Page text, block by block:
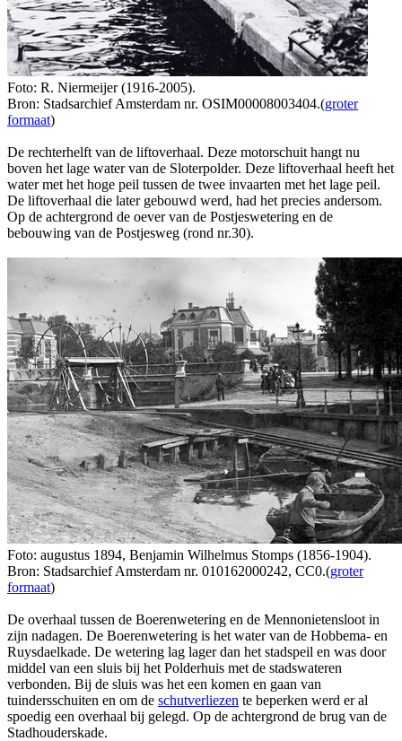
Foto: R. Niermeijer (1916-2005).
Bron: Stadsarchief Amsterdam nr. OSIM00008003404.(groter
formaat)
De rechterhelft van de liftoverhaal. Deze motorschuit hangt nu
boven het lage water van de Sloterpolder. Deze liftoverhaal heeft het
water met het hoge peil tussen de twee invaarten met het lage peil.
De liftoverhaal die later gebouwd werd, had het precies andersom.
Op de achtergrond de oever van de Postjeswetering en de
bebouwing van de Postjesweg (rond nr.30).
Foto: augustus 1894, Benjamin Wilhelmus Stomps (1856-1904).
Bron: Stadsarchief Amsterdam nr. 010162000242, CC0.(groter
formaat)
De overhaal tussen de Boerenwetering en de Mennonietensloot in
zijn nadagen. De Boerenwetering is het water van de Hobbema- en
Ruysdaelkade. De wetering lag lager dan het stadspeil en was door
middel van een sluis bij het Polderhuis met de stadswateren
verbonden. Bij de sluis was het een komen en gaan van
tuindersschuiten en om de schutverliezen te beperken werd er al
spoedig een overhaal bij gelegd. Op de achtergrond de brug van de
Stadhouderskade.